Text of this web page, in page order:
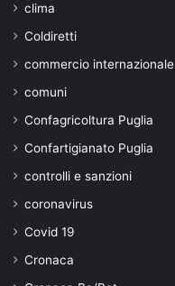
clima
Coldiretti
commercio internazionale
comuni
Confagricoltura Puglia
Confartigianato Puglia
controlli e sanzioni
coronavirus
Covid 19
Cronaca